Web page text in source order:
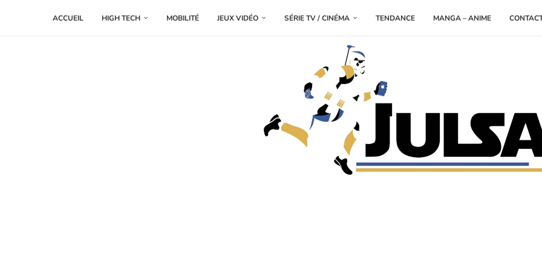
ACCUEIL HIGH TECH MOBILITÉ JEUX VIDÉO SÉRIE TV / CINÉMA TENDANCE MANGA – ANIME